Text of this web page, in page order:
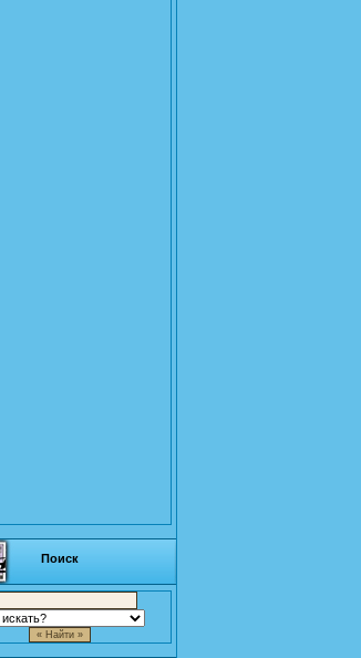
Поиск